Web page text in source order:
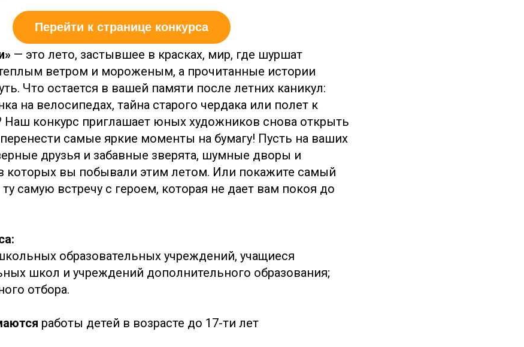
— это лето, застывшее в красках, мир, где шуршат
ветром и мороженым, а прочитанные истории
Что остается в вашей памяти после летних каникул:
на велосипедах, тайна старого чердака или полет к
Наш конкурс приглашает юных художников снова открыть
самые яркие моменты на бумагу! Пусть на ваших
друзья и забавные зверята, шумные дворы и
которых вы побывали этим летом. Или покажите самый
самую встречу с героем, которая не дает вам покоя до
образовательных учреждений, учащиеся
школ и учреждений дополнительного образования;
отбора.
работы детей в возрасте до 17-ти лет